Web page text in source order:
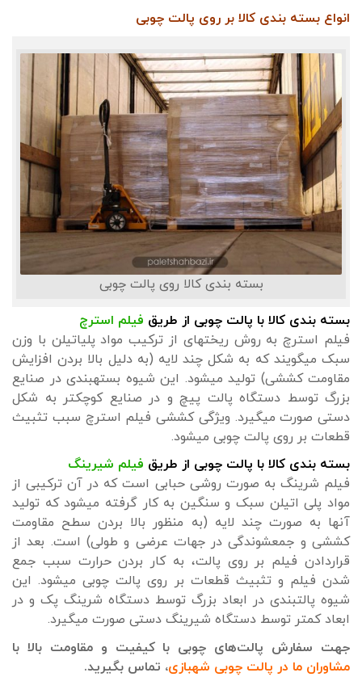
انواع بسته بندی کالا بر روی پالت چوبی
بسته بندی کالا روی پالت چوبی
بسته بندی کالا با پالت چوبی از طریق فیلم استرچ
فیلم استرچ به روش ریخته‎ای از ترکیب مواد پلی‎اتیلن با وزن
سبک می‎گویند که به شکل چند لایه (به دلیل بالا بردن افزایش
مقاومت کششی) تولید می‎شود. این شیوه بسته‎بندی در صنایع
بزرگ توسط دستگاه پالت پیچ و در صنایع کوچک‎تر به شکل
دستی صورت می‎گیرد. ویژگی کششی فیلم استرچ سبب تثبیث
قطعات بر روی پالت چوبی می‎شود.
بسته بندی کالا با پالت چوبی از طریق فیلم شیرینگ
فیلم شرینگ به صورت روشی حبابی است که در آن ترکیبی از
مواد پلی اتیلن سبک و سنگین به کار گرفته می‎شود که تولید
آن‎ها به صورت چند لایه (به منظور بالا بردن سطح مقاومت
کششی و جمع‎شوندگی در جهات عرضی و طولی) است. بعد از
قراردادن فیلم بر روی پالت، به کار بردن حرارت سبب جمع
شدن فیلم و تثبیث قطعات بر روی پالت چوبی می‎شود. این
شیوه پالت‎بندی در ابعاد بزرگ توسط دستگاه شرینگ پک و در
ابعاد کمتر توسط دستگاه شیرینگ دستی صورت می‎گیرد.
جهت سفارش پالت‌های چوبی با کیفیت و مقاومت بالا با
مشاوران ما در پالت چوبی شهبازی، تماس بگیرید.